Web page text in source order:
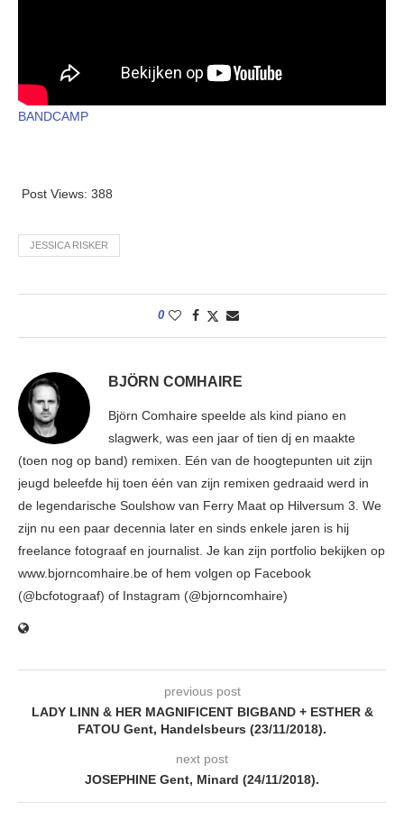
BANDCAMP
Post Views: 388
JESSICA RISKER
0
BJÖRN COMHAIRE
Björn Comhaire speelde als kind piano en
slagwerk, was een jaar of tien dj en maakte
(toen nog op band) remixen. Eén van de hoogtepunten uit zijn
jeugd beleefde hij toen één van zijn remixen gedraaid werd in
de legendarische Soulshow van Ferry Maat op Hilversum 3. We
zijn nu een paar decennia later en sinds enkele jaren is hij
freelance fotograaf en journalist. Je kan zijn portfolio bekijken op
www.bjorncomhaire.be of hem volgen op Facebook
(@bcfotograaf) of Instagram (@bjorncomhaire)
previous post
LADY LINN & HER MAGNIFICENT BIGBAND + ESTHER &
FATOU Gent, Handelsbeurs (23/11/2018).
next post
JOSEPHINE Gent, Minard (24/11/2018).